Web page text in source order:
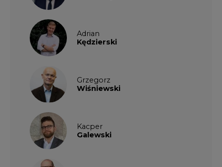
Adrian
Kędzierski
Grzegorz
Wiśniewski
Kacper
Galewski